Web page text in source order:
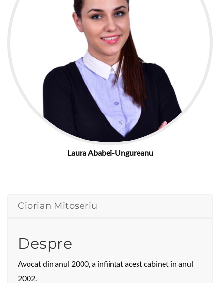
Laura Ababei-Ungureanu
Ciprian Mitoșeriu
Despre
Avocat din anul 2000, a înfiinţat acest cabinet în anul
2002.